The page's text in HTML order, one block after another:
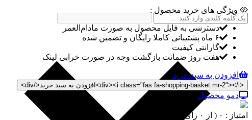
ویژگی های خرید محصول :
دسترسی به فایل محصول به صورت مادام‌العمر
۶ ماه پشتیبانی کاملا رایگان و تضمین شده
گارانتی کیفیت
هفت روز ضمانت بازگشت وجه در صورت خرابی لینک
افزودن به سبد خرید
دمو محصول
امتیاز : ۰ ( از ۰ رای )